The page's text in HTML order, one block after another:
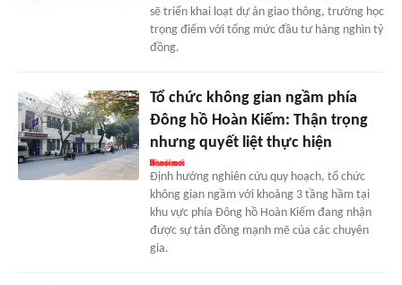
sẽ triển khai loạt dự án giao thông, trường học
trọng điểm với tổng mức đầu tư hàng nghìn tỷ
đồng.
Tổ chức không gian ngầm phía
Đông hồ Hoàn Kiếm: Thận trọng
nhưng quyết liệt thực hiện
Định hướng nghiên cứu quy hoạch, tổ chức
không gian ngầm với khoảng 3 tầng hầm tại
khu vực phía Đông hồ Hoàn Kiếm đang nhận
được sự tán đồng mạnh mẽ của các chuyên
gia.